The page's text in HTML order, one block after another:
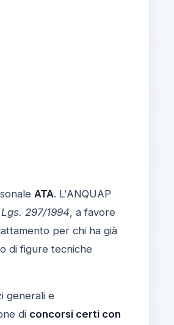
ATA. L'ANQUAP
297/1994 , a favore
per chi ha già
di figure tecniche
generali e
di concorsi certi con